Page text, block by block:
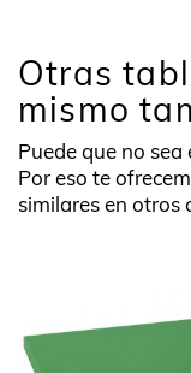
múltiples
variantes.
Las
se
pueden
elegir
Otras
mismo
Puede que no
Por eso te
similares en otros